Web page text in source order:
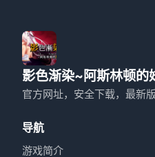
影色渐染~阿斯林顿的
官方网址，安全下载，最新
导航
游戏简介